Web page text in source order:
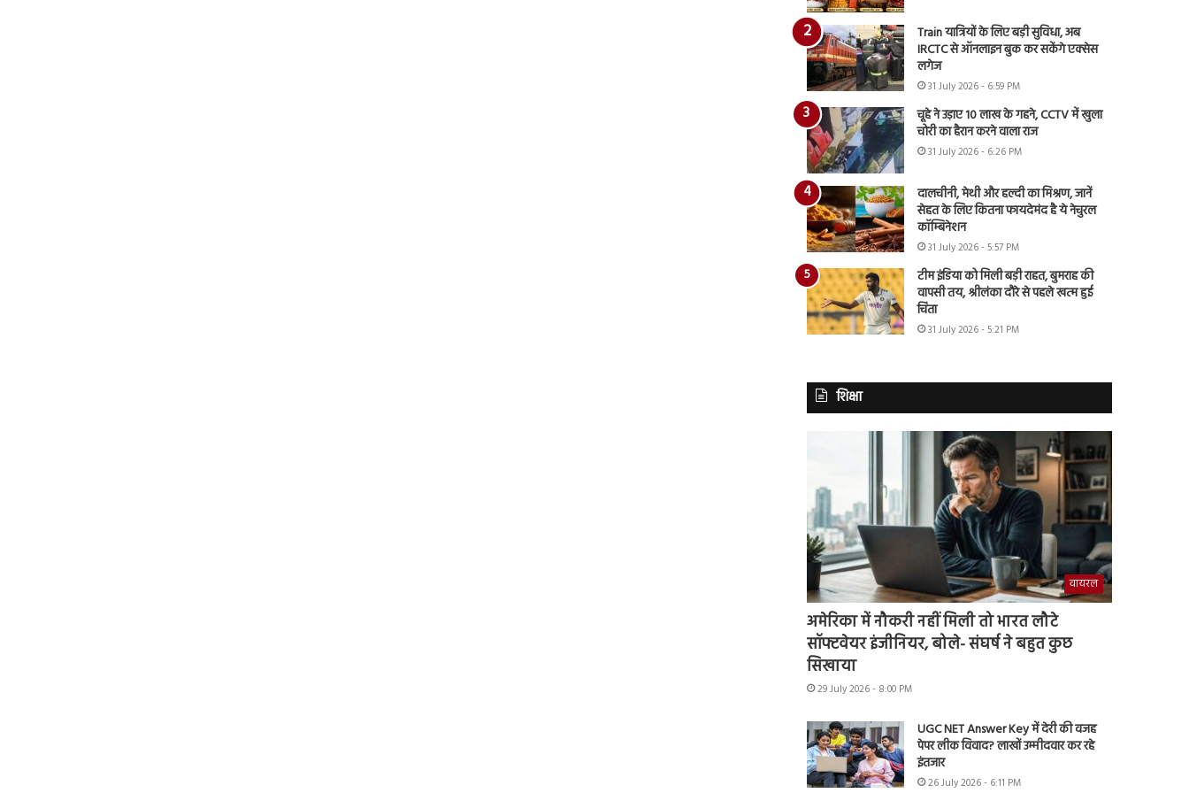
Train यात्रियों के लिए बड़ी सुविधा, अब
IRCTC से ऑनलाइन बुक कर सकेंगे एक्सेस
लगेज
31 July 2026 - 6:59 PM
चूहे ने उड़ाए 10 लाख के गहने, CCTV में खुला
चोरी का हैरान करने वाला राज
31 July 2026 - 6:26 PM
दालचीनी, मेथी और हल्दी का मिश्रण, जानें
सेहत के लिए कितना फायदेमंद है ये नेचुरल
कॉम्बिनेशन
31 July 2026 - 5:57 PM
टीम इंडिया को मिली बड़ी राहत, बुमराह की
वापसी तय, श्रीलंका दौरे से पहले खत्म हुई
चिंता
31 July 2026 - 5:21 PM
शिक्षा
वायरल
अमेरिका में नौकरी नहीं मिली तो भारत लौटे
सॉफ्टवेयर इंजीनियर, बोले- संघर्ष ने बहुत कुछ
सिखाया
29 July 2026 - 8:00 PM
UGC NET Answer Key में देरी की वजह
पेपर लीक विवाद? लाखों उम्मीदवार कर रहे
इंतजार
26 July 2026 - 6:11 PM